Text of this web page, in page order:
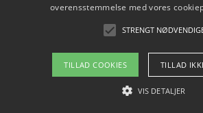
guide til sikker og sjov underholdning
Copyright 2026 - Pilanto
Om / kontakt
overensstemmelse med vores
STRENGT
TILLAD COOKIES TILLAD
VIS DETALJER